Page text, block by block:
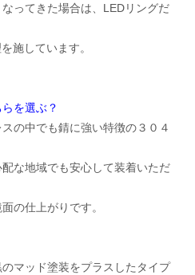
ってきた場合は、LEDリングだ
施しています。
を選ぶ？
の中でも錆に強い特徴の３０４
な地域でも安心して装着いただ
の仕上がりです。
マッド塗装をプラスしたタイプ